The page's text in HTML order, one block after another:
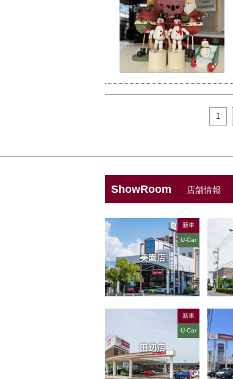
1
ShowRoom 店舗情報
美園店
新車
U-Car
田辺店
新車
U-Car